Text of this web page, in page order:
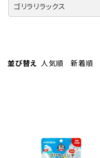
ゴリラリラックス
並び替え 人気順 新着順